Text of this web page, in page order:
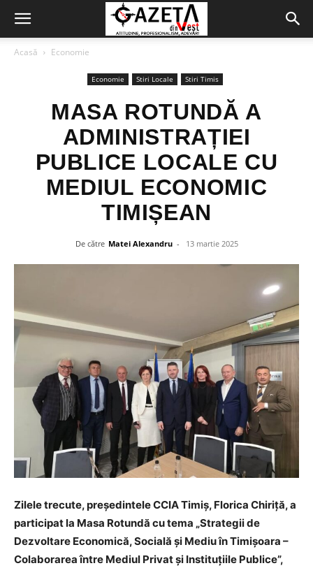
Acasă Economie
Economie Stiri Locale Stiri Timis
MASA ROTUNDĂ A
ADMINISTRAȚIEI
PUBLICE LOCALE CU
MEDIUL ECONOMIC
TIMIȘEAN
De către Matei Alexandru - 13 martie 2025
Zilele trecute, președintele CCIA Timiș, Florica Chiriță, a
participat la Masa Rotundă cu tema „Strategii de
Dezvoltare Economică, Socială și Mediu în Timișoara –
Colaborarea între Mediul Privat și Instituțiile Publice”,